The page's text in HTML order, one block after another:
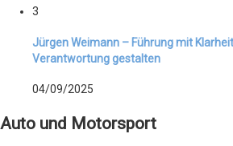
3
Jürgen Weimann – Führung mit
Verantwortung gestalten
04/09/2025
Auto und Motorsport